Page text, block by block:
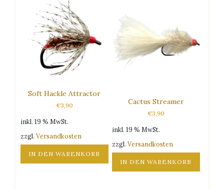
Soft Hackle Attractor
€3,90
inkl. 19 % MwSt.
zzgl. Versandkosten
IN DEN WARENKORB
Cactus Streamer
€3,90
inkl. 19 % MwSt.
zzgl.Versandkosten
IN DEN WARENKORB